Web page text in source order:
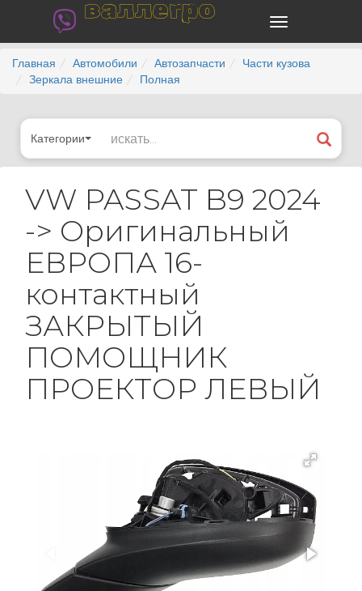
валлегро
Главная Автомобили Автозапчасти
Части кузова
Зеркала внешние
Полная
Категории
VW PASSAT B9 2024
-> Оригинальный
ЕВРОПА 16-
контактный
ЗАКРЫТЫЙ
ПОМОЩНИК
ПРОЕКТОР ЛЕВЫЙ